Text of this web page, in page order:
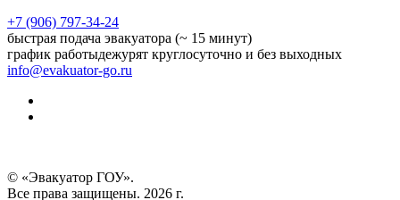
+7 (906) 797-34-24
быстрая подача эвакуатора (~ 15 минут)
график работыдежурят круглосуточно и без выходных
info@evakuator-go.ru
© «Эвакуатор ГОУ».
Все права защищены. 2026 г.